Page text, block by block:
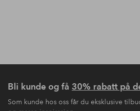
Bli kunde og få 30% rabatt på
Som kunde hos oss får du eksklusive